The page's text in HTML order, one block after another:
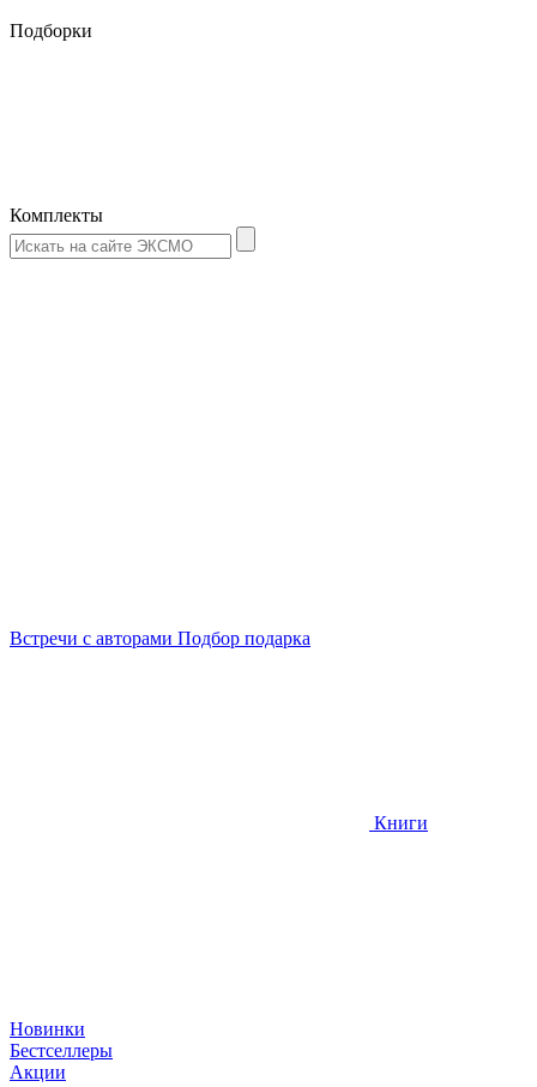
Подборки
Комплекты
Встречи с авторами Подбор подарка
Книги
Новинки
Бестселлеры
Акции